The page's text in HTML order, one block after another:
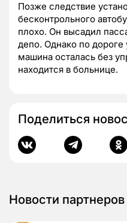
Позже следствие
бесконтрольного
плохо. Он высадил
депо. Однако по дороге
машина осталась без
находится в больнице.
Поделиться
Новости партнеров